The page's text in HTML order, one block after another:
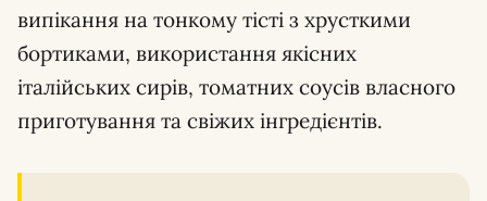
випікання на тонкому тісті з хрусткими
бортиками, використання якісних
італійських сирів, томатних соусів власного
приготування та свіжих інгредієнтів.